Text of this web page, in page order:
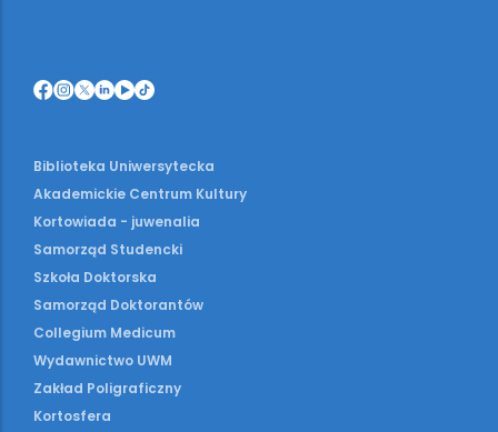
Biblioteka Uniwersytecka
Akademickie Centrum Kultury
Kortowiada - juwenalia
Samorząd Studencki
Szkoła Doktorska
Samorząd Doktorantów
Collegium Medicum
Wydawnictwo UWM
Zakład Poligraficzny
Kortosfera